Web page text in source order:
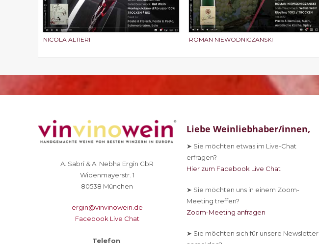
NICOLA ALTIERI ROMAN NIEWODNICZANSKI
A. Sabri & A. Nebha Ergin GbR
Widenmayerstr. 1
80538 München
ergin@vinvinowein.de
Facebook Live Chat
Telefon:
Liebe Weinliebhaber/innen,
➤ Sie möchten etwas im Live-Chat
erfragen?
Hier zum Facebook Live Chat
➤ Sie möchten uns in einem Zoom-
Meeting treffen?
Zoom-Meeting anfragen
➤ Sie möchten sich für unsere Newsletter